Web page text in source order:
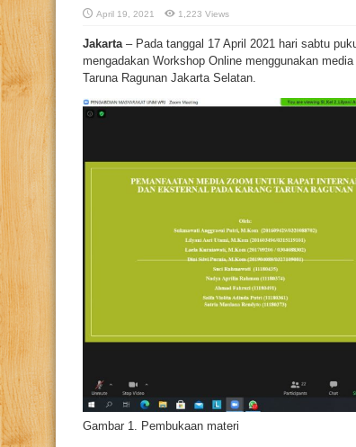
April 19, 2021 1,223 Views
Jakarta– Pada tanggal 17 April 2021 hari sabtu
mengadakan Workshop Online menggunakan
Taruna Ragunan Jakarta Selatan.
Gambar 1. Pembukaan materi